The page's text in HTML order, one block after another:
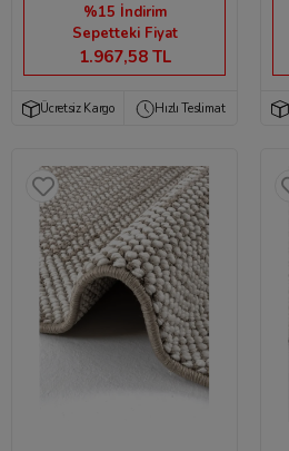
%15 İndirim
Sepetteki Fiyat
1.967,58 TL
Ücretsiz Kargo Hızlı Teslimat